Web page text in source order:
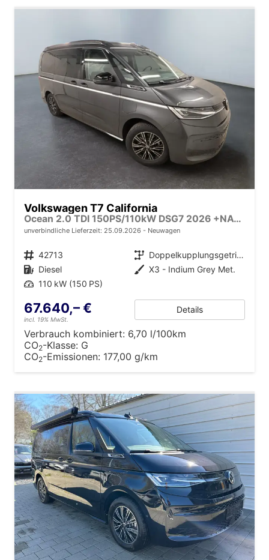
Volkswagen T7 California
Ocean 2.0 TDI 150PS/110kW DSG7 2026 +NAVI DISCOVER PRO+FRONTSCHEIBE BEHEIZBAR+TOP & PARK PAKET+18" ALU+AHK+TRAVEL ASSIST+EL- HEBEDACH, BASALT GRAU+CAMPINGAUSBAU
unverbindliche Lieferzeit: 25.09.2026 Neuwagen
Fahrzeugnr. 42713 Getriebe
Doppelkupplungsgetriebe (DSG)
Kraftstoff Diesel Außenfarbe X3 - Indium Grey Met.
Leistung 110 kW (150 PS)
67.640,– €
incl. 19% MwSt.
Details
Verbrauch kombiniert: 6,70 l/100km
CO2-Klasse: G
CO2-Emissionen: 177,00 g/km